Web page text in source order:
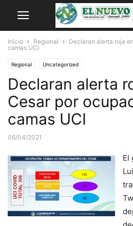
Inicio Regional
Declaran alerta roja
camas UCI
Regional Uncategorized
Declaran alerta
Cesar por
camas UCI
06/04/2021
El